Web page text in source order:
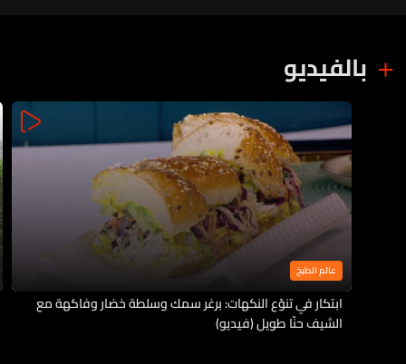
بالفيديو
عالم الطبخ
ابتكار في تنوّع النكهات: برغر سمك وسلطة خضار وفاكهة مع
الشيف حنّا طويل (فيديو)